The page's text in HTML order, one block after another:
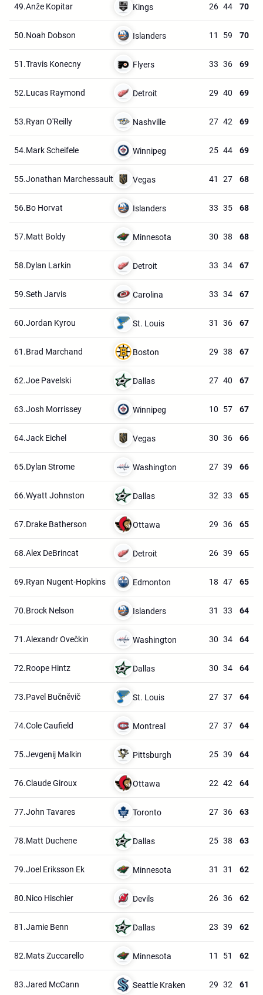
49.Anže Kopitar Kings 26 44 70
50.Noah Dobson Islanders 11 59 70
51.Travis Konecny Flyers 33 36 69
52.Lucas Raymond Detroit 29 40 69
53.Ryan O'Reilly Nashville 27 42 69
54.Mark Scheifele Winnipeg 25 44 69
55.Jonathan Marchessault Vegas 41 27 68
56.Bo Horvat Islanders 33 35 68
57.Matt Boldy Minnesota 30 38 68
58.Dylan Larkin Detroit 33 34 67
59.Seth Jarvis Carolina 33 34 67
60.Jordan Kyrou St. Louis 31 36 67
61.Brad Marchand Boston 29 38 67
62.Joe Pavelski Dallas 27 40 67
63.Josh Morrissey Winnipeg 10 57 67
64.Jack Eichel Vegas 30 36 66
65.Dylan Strome Washington 27 39 66
66.Wyatt Johnston Dallas 32 33 65
67.Drake Batherson Ottawa 29 36 65
68.Alex DeBrincat Detroit 26 39 65
69.Ryan Nugent-Hopkins Edmonton 18 47 65
70.Brock Nelson Islanders 31 33 64
71.Alexandr Ovečkin Washington 30 34 64
72.Roope Hintz Dallas 30 34 64
73.Pavel Bučněvič St. Louis 27 37 64
74.Cole Caufield Montreal 27 37 64
75.Jevgenij Malkin Pittsburgh 25 39 64
76.Claude Giroux Ottawa 22 42 64
77.John Tavares Toronto 27 36 63
78.Matt Duchene Dallas 25 38 63
79.Joel Eriksson Ek Minnesota 31 31 62
80.Nico Hischier Devils 26 36 62
81.Jamie Benn Dallas 23 39 62
82.Mats Zuccarello Minnesota 11 51 62
83.Jared McCann Seattle Kraken 29 32 61